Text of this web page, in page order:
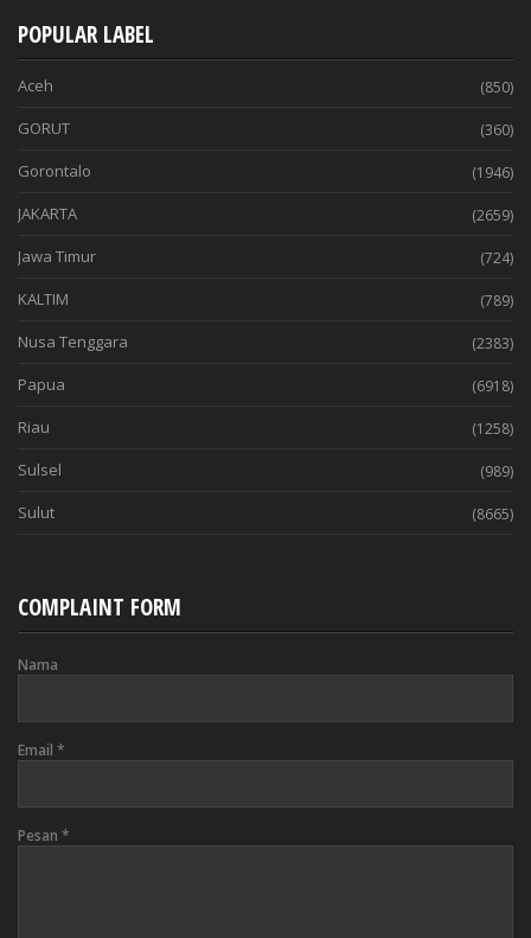
POPULAR LABEL
Aceh (850)
GORUT (360)
Gorontalo (1946)
JAKARTA (2659)
Jawa Timur (724)
KALTIM (789)
Nusa Tenggara (2383)
Papua (6918)
Riau (1258)
Sulsel (989)
Sulut (8665)
COMPLAINT FORM
Nama
Email *
Pesan *